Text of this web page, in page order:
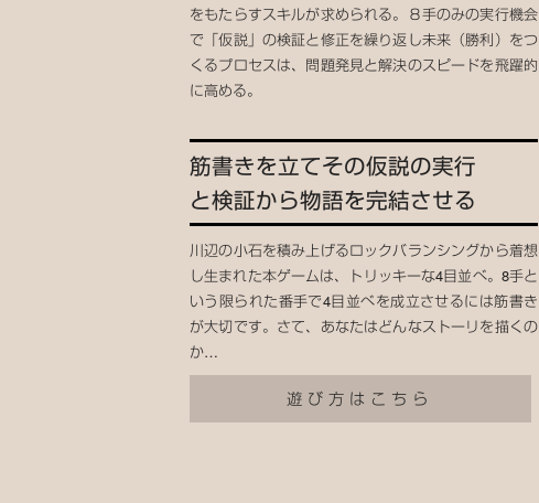
をもたらすスキルが求められる。８手のみの実行機会
で「仮説」の検証と修正を繰り返し未来（勝利）をつ
くるプロセスは、問題発見と解決のスピードを飛躍的
に高める。
筋書きを立てその仮説の実行
と検証から物語を完結させる
川辺の小石を積み上げるロックバランシングから着想
し生まれた本ゲームは、トリッキーな4目並べ。8手と
いう限られた番手で4目並べを成立させるには筋書き
が大切です。さて、あなたはどんなストーリを描くの
か…
遊び方はこちら